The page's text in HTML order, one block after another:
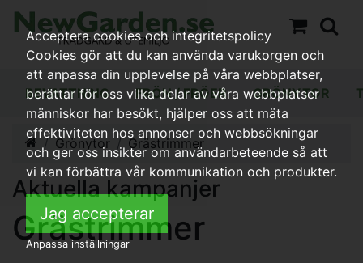
BEVATTNING FRÖN / FRÖER GRÖNYTOR
Grönytor Grästrimmer
Aktuella kampanjer
Grästrimmer
Acceptera cookies och integritetspolicy
Cookies gör att du kan använda varukorgen och
att anpassa din upplevelse på våra webbplatser,
berättar för oss vilka delar av våra webbplatser
människor har besökt, hjälper oss att mäta
effektiviteten hos annonser och webbsökningar
och ger oss insikter om användarbeteende så att
vi kan förbättra vår kommunikation och produkter.
Jag accepterar
Anpassa inställningar